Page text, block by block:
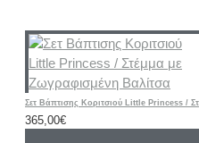
365,00€